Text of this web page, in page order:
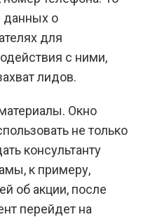
данных о
для
с ними,
лидов.
Окно
не только
консультанту
к примеру,
об акции, после
перейдет на